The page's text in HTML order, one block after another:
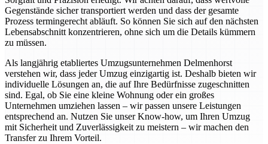
Gegenstände sicher transportiert werden und dass der gesamte
Prozess termingerecht abläuft. So können Sie sich auf den nächsten
Lebensabschnitt konzentrieren, ohne sich um die Details kümmern
zu müssen.
Als langjährig etabliertes Umzugsunternehmen Delmenhorst
verstehen wir, dass jeder Umzug einzigartig ist. Deshalb bieten wir
individuelle Lösungen an, die auf Ihre Bedürfnisse zugeschnitten
sind. Egal, ob Sie eine kleine Wohnung oder ein großes
Unternehmen umziehen lassen – wir passen unsere Leistungen
entsprechend an. Nutzen Sie unser Know-how, um Ihren Umzug
mit Sicherheit und Zuverlässigkeit zu meistern – wir machen den
Transfer zu Ihrem Vorteil.